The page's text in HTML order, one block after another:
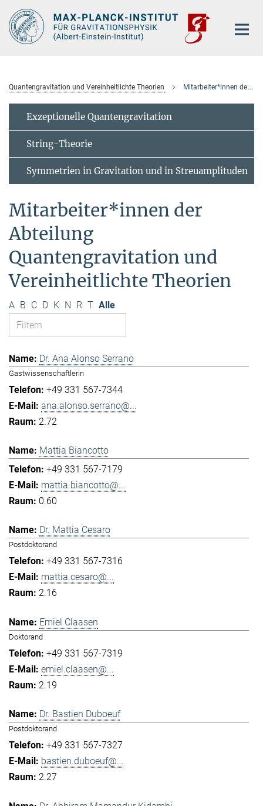
Hauptinhalt
Quantengravitation und Vereinheitlichte Theorien Mitarbeiter*innen der Abteilung
Exzeptionelle Quantengravitation
String-Theorie
Symmetrien in Gravitation und in Streuamplituden
Mitarbeiter*innen der
Abteilung
Quantengravitation und
Vereinheitlichte Theorien
A B C D K N R T Alle
Dr. Ana Alonso Serrano
Gastwissenschaftlerin
+49 331 567-7344
ana.alonso.serrano@...
2.72
Mattia Biancotto
+49 331 567-7179
mattia.biancotto@...
0.60
Dr. Mattia Cesaro
Postdoktorand
+49 331 567-7316
mattia.cesaro@...
2.16
Emiel Claasen
Doktorand
+49 331 567-7319
emiel.claasen@...
2.19
Dr. Bastien Duboeuf
Postdoktorand
+49 331 567-7327
bastien.duboeuf@...
2.27